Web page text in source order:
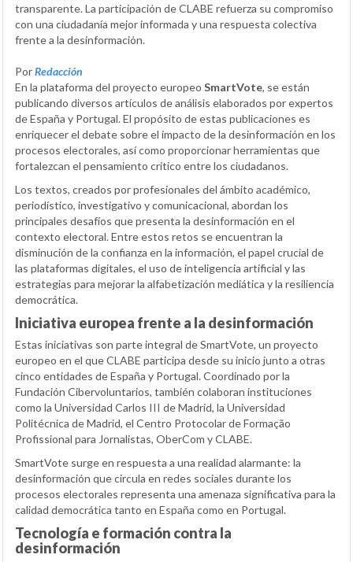
transparente. La participación de CLABE refuerza su compromiso
con una ciudadanía mejor informada y una respuesta colectiva
frente a la desinformación.
PorRedacción
En la plataforma del proyecto europeo SmartVote, se están
publicando diversos artículos de análisis elaborados por expertos
de España y Portugal. El propósito de estas publicaciones es
enriquecer el debate sobre el impacto de la desinformación en los
procesos electorales, así como proporcionar herramientas que
fortalezcan el pensamiento crítico entre los ciudadanos.
Los textos, creados por profesionales del ámbito académico,
periodístico, investigativo y comunicacional, abordan los
principales desafíos que presenta la desinformación en el
contexto electoral. Entre estos retos se encuentran la
disminución de la confianza en la información, el papel crucial de
las plataformas digitales, el uso de inteligencia artificial y las
estrategias para mejorar la alfabetización mediática y la resiliencia
democrática.
Iniciativa europea frente a la desinformación
Estas iniciativas son parte integral de SmartVote, un proyecto
europeo en el que CLABE participa desde su inicio junto a otras
cinco entidades de España y Portugal. Coordinado por la
Fundación Cibervoluntarios, también colaboran instituciones
como la Universidad Carlos III de Madrid, la Universidad
Politécnica de Madrid, el Centro Protocolar de Formação
Profissional para Jornalistas, OberCom y CLABE.
SmartVote surge en respuesta a una realidad alarmante: la
desinformación que circula en redes sociales durante los
procesos electorales representa una amenaza significativa para la
calidad democrática tanto en España como en Portugal.
Tecnología e formación contra la
desinformación